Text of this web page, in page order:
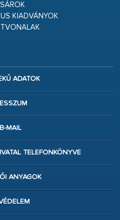
KIADVÁNYOK
ADATOK
MAIL
TELEFONKÖNYVE
ANYAGOK